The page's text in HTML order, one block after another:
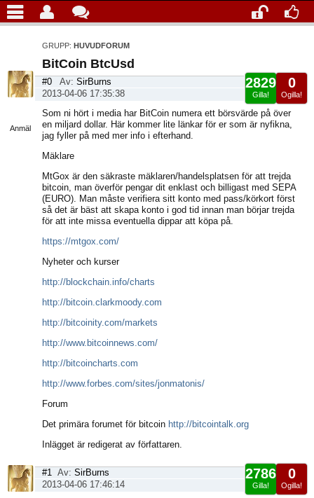
GRUPP: HUVUDFORUM
Anmäl
BitCoin BtcUsd
0
Ogilla!
2829
Gilla!
#0 Av: SirBurns
2013-04-06 17:35:38
Som ni hört i media har BitCoin numera ett börsvärde på över
en miljard dollar. Här kommer lite länkar för er som är nyfikna,
jag fyller på med mer info i efterhand.
Mäklare
MtGox är den säkraste mäklaren/handelsplatsen för att trejda
bitcoin, man överför pengar dit enklast och billigast med SEPA
(EURO). Man måste verifiera sitt konto med pass/körkort först
så det är bäst att skapa konto i god tid innan man börjar trejda
för att inte missa eventuella dippar att köpa på.
https://mtgox.com/
Nyheter och kurser
http://blockchain.info/charts
http://bitcoin.clarkmoody.com
http://bitcoinity.com/markets
http://www.bitcoinnews.com/
http://bitcoincharts.com
http://www.forbes.com/sites/jonmatonis/
Forum
Det primära forumet för bitcoin http://bitcointalk.org
Inlägget är redigerat av författaren.
0
Ogilla!
2786
Gilla!
#1 Av: SirBurns
2013-04-06 17:46:14